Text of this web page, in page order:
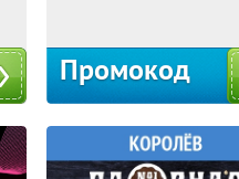
Промокод